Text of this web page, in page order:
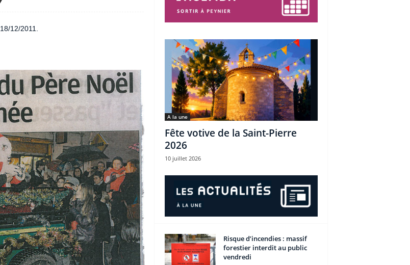
12/2011.
A la une
Fête votive de la Saint-Pierre
2026
10 juillet 2026
Risque d’incendies : massif
forestier interdit au public
vendredi